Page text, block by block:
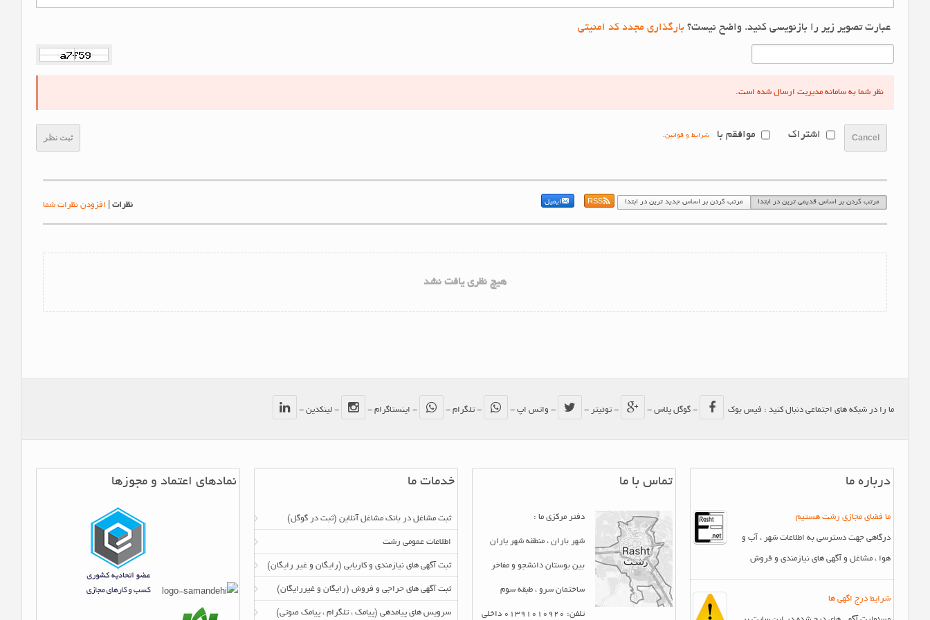
عبارت تصویر زیر را بازنویسی کنید. واضح نیست؟ بارگذاری مجدد کد امنیتی
نظر شما به سامانه مدیریت ارسال شده است.
ثبت نظر Cancel اشتراک موافقم با شرایط و قوانین.
نظرات افزودن نظرات شما مرتب کردن بر اساس قدیمی ترین در ابتدا مرتب کردن بر اساس جدید ترین در ابتدا ایمیل RSS
هیچ نظری یافت نشد
ما را در شبکه های اجتماعی دنبال کنید : فیس بوک - گوگل پلاس - - توئیتر - - واتس اپ - - تلگرام - - اینستاگرام - - لینکدین -
درباره ما
ما فضای مجازی رشت هستیم
درگاهی جهت دسترسی به اطلاعات شهر ، آب و
هوا ، مشاغل و آگهی های نیازمندی و فروش
شرایط درج اگهی ها
تماس با ما
دفتر مرکزی ما :
شهر باران ، منطقه شهر یاران
بین بوستان دانشجو و مفاخر
ساختمان سرو ، طبقه سوم
تلفن: 01391010920 داخلی
خدمات ما
ثبت مشاغل در بانک مشاغل آنلاین (ثبت در گوگل)
اطلاعات عمومی رشت
ثبت آگهی های نیازمندی و کاریابی (رایگان و غیر رایگان)
ثبت آگهی های حراجی و فروش (رایگان و غیررایگان)
سرویس های پیامدهی (پیامک ، تلگرام ، پیامک صوتی)
نمادهای اعتماد و مجوزها